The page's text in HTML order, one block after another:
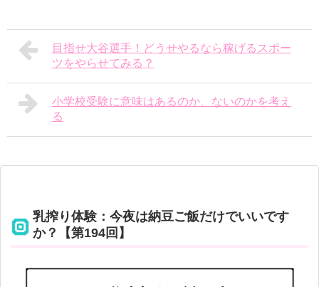
目指せ大谷選手！どうせやるなら稼げるスポー
ツをやらせてみる？
小学校受験に意味はあるのか、ないのかを考え
る
乳搾り体験：今夜は納豆ご飯だけでいいです
か？【第194回】